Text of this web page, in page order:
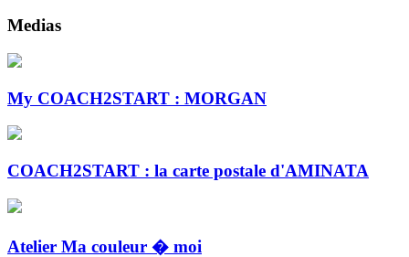
Medias
My COACH2START : MORGAN
COACH2START : la carte postale d'AMINATA
Atelier Ma couleur � moi